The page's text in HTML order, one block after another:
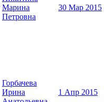
Марина
Петровна
30 Мар 2015
Горбачева
Ирина
1 Апр 2015